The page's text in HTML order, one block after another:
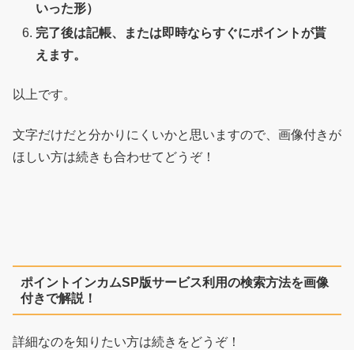
いった形）
完了後は記帳、または即時ならすぐにポイントが貰
えます。
以上です。
文字だけだと分かりにくいかと思いますので、画像付きが
ほしい方は続きも合わせてどうぞ！
ポイントインカムSP版サービス利用の検索方法を画像
付きで解説！
詳細なのを知りたい方は続きをどうぞ！